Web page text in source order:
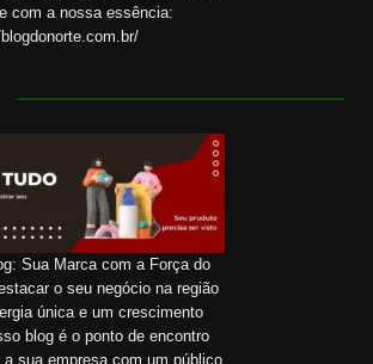
com a nossa essência:
Sua Marca com a Força do
o seu negócio na região
única e um crescimento
blog é o ponto de encontro
sua empresa com um público